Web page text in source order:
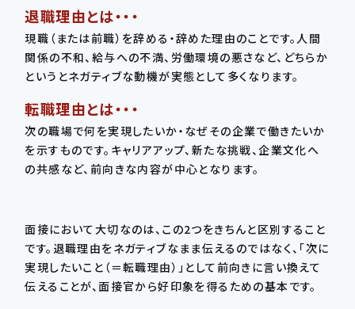
退職理由とは・・・
現職（または前職）を辞める・辞めた理由のことです。人間
関係の不和、給与への不満、労働環境の悪さなど、どちらか
というとネガティブな動機が実態として多くなります。
転職理由とは・・・
次の職場で何を実現したいか・なぜその企業で働きたいか
を示すものです。キャリアアップ、新たな挑戦、企業文化へ
の共感など、前向きな内容が中心となります。
面接において大切なのは、この2つをきちんと区別すること
です。退職理由をネガティブなまま伝えるのではなく、「次に
実現したいこと（＝転職理由）」として前向きに言い換えて
伝えることが、面接官から好印象を得るための基本です。